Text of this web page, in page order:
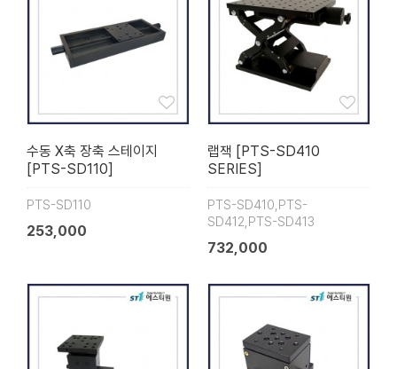
수동 X축 장축 스테이지
[PTS-SD110]
PTS-SD110
253,000
랩잭 [PTS-SD410
SERIES]
PTS-SD410,PTS-
SD412,PTS-SD413
732,000